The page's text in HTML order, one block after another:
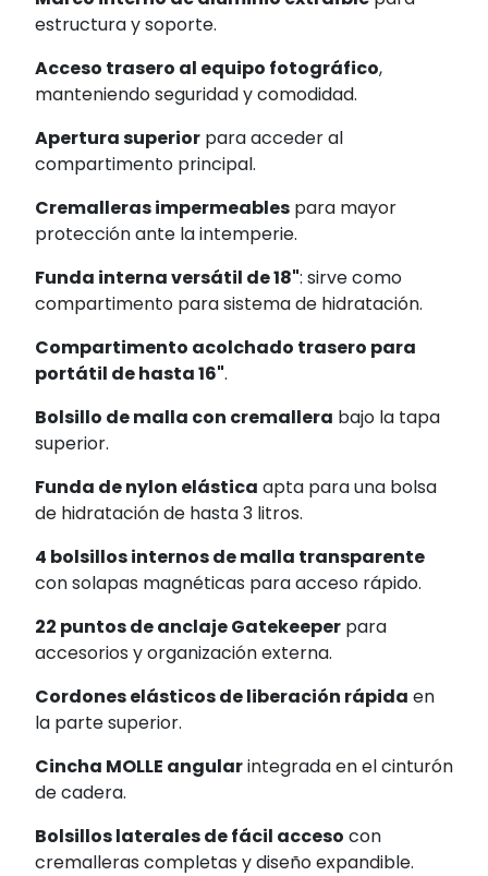
estructura y soporte.
Acceso trasero al equipo fotográfico,
manteniendo seguridad y comodidad.
Apertura superior para acceder al
compartimento principal.
Cremalleras impermeables para mayor
protección ante la intemperie.
Funda interna versátil de 18": sirve como
compartimento para sistema de hidratación.
Compartimento acolchado trasero para
portátil de hasta 16".
Bolsillo de malla con cremallera bajo la tapa
superior.
Funda de nylon elástica apta para una bolsa
de hidratación de hasta 3 litros.
4 bolsillos internos de malla transparente
con solapas magnéticas para acceso rápido.
22 puntos de anclaje Gatekeeper para
accesorios y organización externa.
Cordones elásticos de liberación rápida en
la parte superior.
Cincha MOLLE angularintegrada en el cinturón
de cadera.
Bolsillos laterales de fácil acceso con
cremalleras completas y diseño expandible.